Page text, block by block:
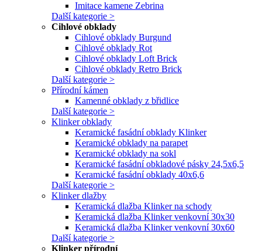
Imitace kamene Zebrina
Další kategorie >
Cihlové obklady
Cihlové obklady Burgund
Cihlové obklady Rot
Cihlové obklady Loft Brick
Cihlové obklady Retro Brick
Další kategorie >
Přírodní kámen
Kamenné obklady z břidlice
Další kategorie >
Klinker obklady
Keramické fasádní obklady Klinker
Keramické obklady na parapet
Keramické obklady na sokl
Keramické fasádní obkladové pásky 24,5x6,5
Keramické fasádní obklady 40x6,6
Další kategorie >
Klinker dlažby
Keramická dlažba Klinker na schody
Keramická dlažba Klinker venkovní 30x30
Keramická dlažba Klinker venkovní 30x60
Další kategorie >
Klinker přírodní